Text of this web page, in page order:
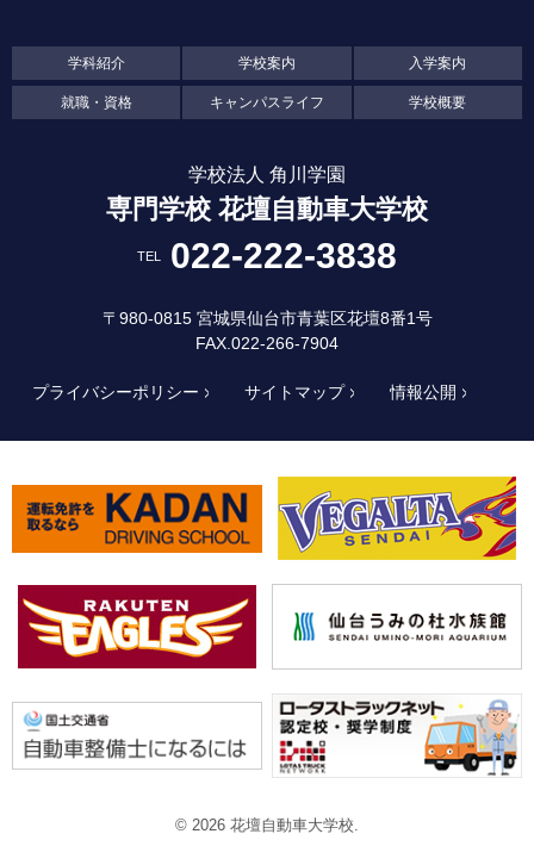
学科紹介 学校案内 入学案内
就職・資格 キャンパスライフ 学校概要
学校法人 角川学園
専門学校 花壇自動車大学校
TEL 022-222-3838
〒980-0815 宮城県仙台市青葉区花壇8番1号
FAX.022-266-7904
プライバシーポリシー サイトマップ 情報公開
© 2026 花壇自動車大学校.